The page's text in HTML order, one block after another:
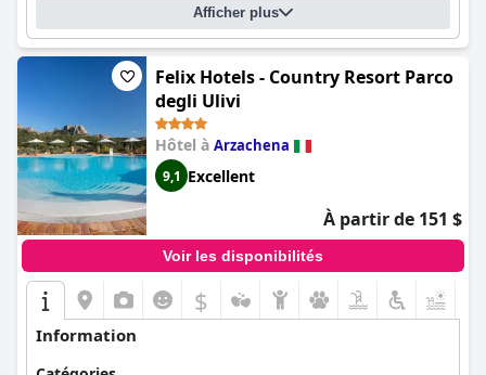
Afficher plus
Felix Hotels - Country Resort Parco
degli Ulivi
Hôtel à Arzachena
9,1 Excellent
À partir de 151 $
Voir les disponibilités
$
Information